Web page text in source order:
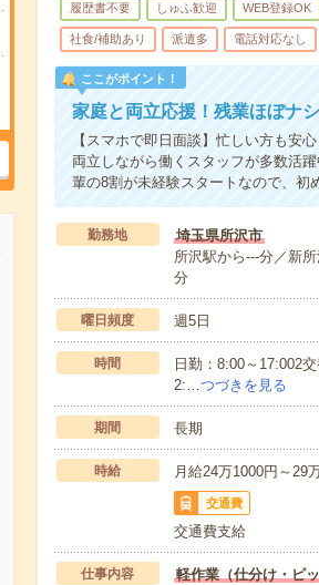
履歴書不要 しゅふ歓迎 WEB登録OK
社食/補助あり 派遣多 電話対応なし
ここがポイント！
家庭と両立応援！残業ほぼナ
【スマホで即日面談】忙しい方も安
両立しながら働くスタッフが多数活
輩の8割が未経験スタートなので、初
勤務地
埼玉県所沢市
所沢駅から---分／新
分
曜日頻度 週5日
時間
日勤：8:00～17:002
2:…つづきを見る
期間 長期
時給 月給24万1000円～29
交通費
交通費支給
仕事内容
軽作業（仕分け・ピ